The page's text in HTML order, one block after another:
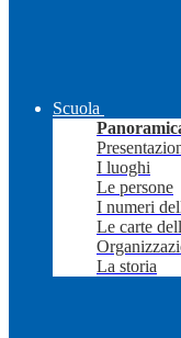
Scuola
I luoghi
Le persone
I numeri
Le carte
La storia